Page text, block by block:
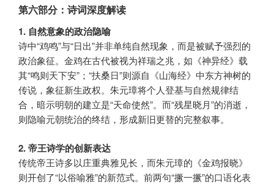
第六部分：诗词深度解读
1. 自然意象的政治隐喻
诗中“鸡鸣”与“日出”并非单纯自然现象，而是被赋予强烈的
政治象征。金鸡在古代被视为祥瑞之兆，如《神异经》载
其“鸣则天下安”；“扶桑日”则源自《山海经》中东方神树的
传说，象征新生政权。朱元璋将个人登基与自然规律结
合，暗示明朝的建立是“天命使然”。而“残星晓月”的消逝，
则隐喻元朝统治的终结，形成新旧更替的完整叙事。
2. 帝王诗学的创新表达
传统帝王诗多以庄重典雅见长，而朱元璋的《金鸡报晓》
则开创了“以俗喻雅”的新范式。前两句“撅一撅”的口语化表